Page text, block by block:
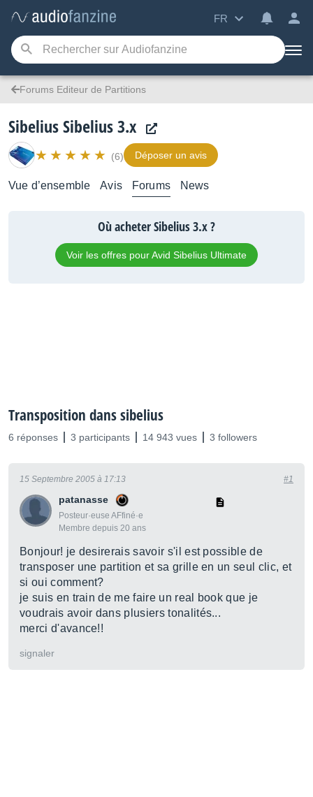
FR
Forums Editeur de Partitions
Sibelius Sibelius 3.x
(6) Déposer un avis
Vue d’ensemble Avis Forums News
Où acheter Sibelius 3.x ?
Voir les offres pour Avid Sibelius Ultimate
Transposition dans sibelius
6 réponses 3 participants 14 943 vues 3 followers
patanasse
Posteur·euse AFfiné·e
Membre depuis 20 ans
15 Septembre 2005 à 17:13 #1
Bonjour! je desirerais savoir s'il est possible de
transposer une partition et sa grille en un seul clic, et
si oui comment?
je suis en train de me faire un real book que je
voudrais avoir dans plusiers tonalités...
merci d'avance!!
signaler